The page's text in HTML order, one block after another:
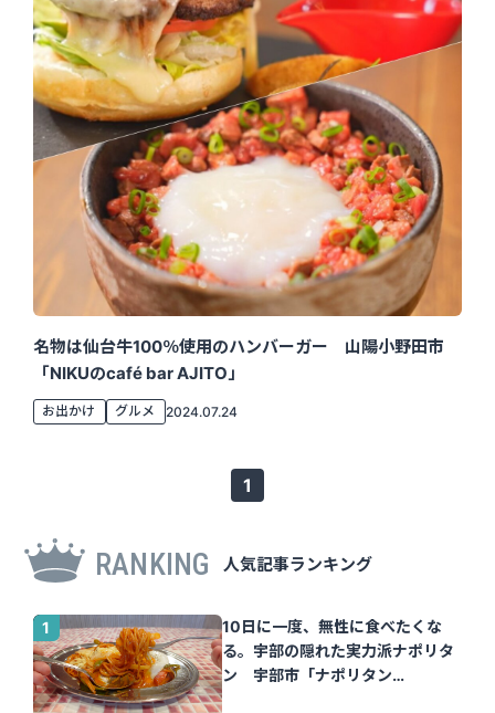
名物は仙台牛100％使用のハンバーガー 山陽小野田市
「NIKUのcafé bar AJITO」
お出かけ グルメ 2024.07.24
1
RANKING 人気記事ランキング
10日に一度、無性に食べたくな
る。宇部の隠れた実力派ナポリタ
ン 宇部市「ナポリタン